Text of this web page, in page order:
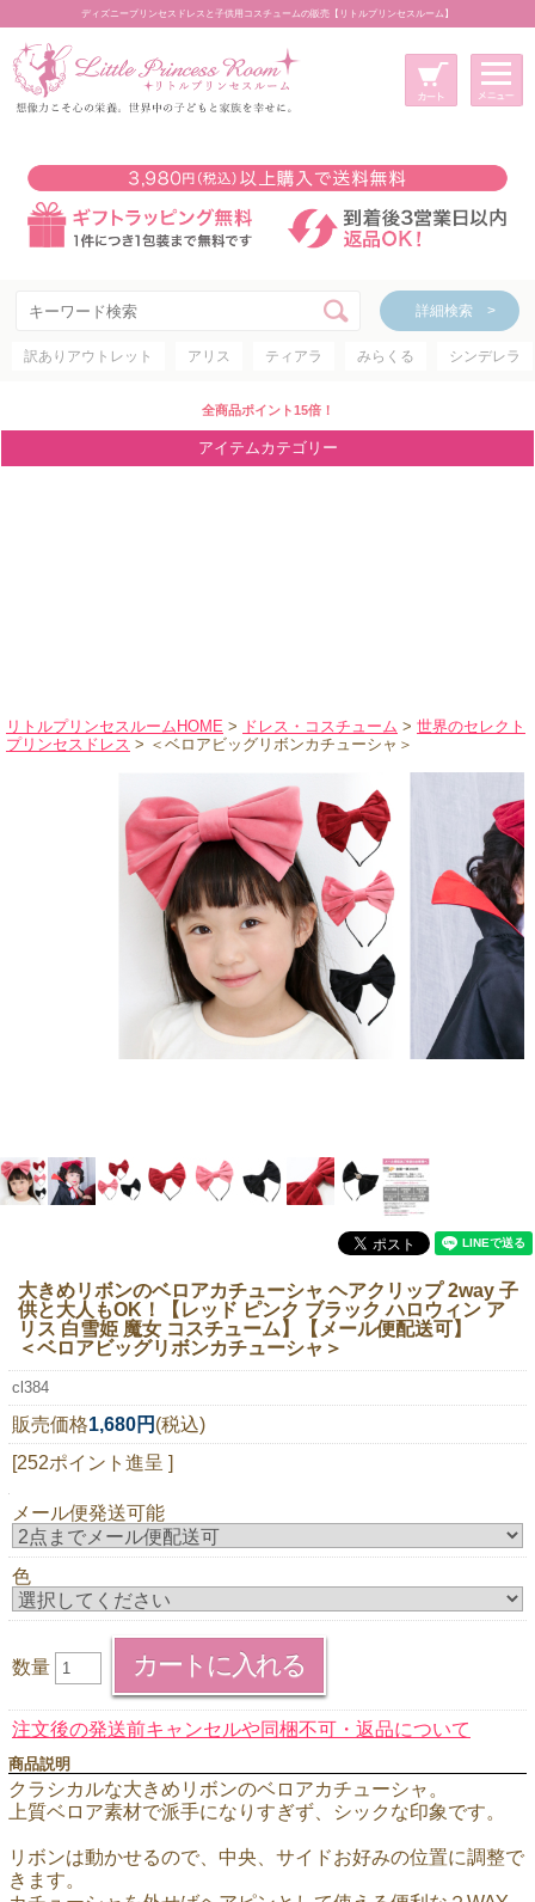
ディズニープリンセスドレスと子供用コスチュームの販売【リトルプリンセスルーム】
詳細検索 >
訳ありアウトレット アリス ティアラ みらくる シンデレラ
全商品ポイント15倍！
アイテムカテゴリー
リトルプリンセスルームHOME > ドレス・コスチューム > 世界のセレクト
プリンセスドレス > ＜ベロアビッグリボンカチューシャ＞
大きめリボンのベロアカチューシャ ヘアクリップ 2way 子
供と大人もOK！【レッド ピンク ブラック ハロウィン ア
リス 白雪姫 魔女 コスチューム】【メール便配送可】
＜ベロアビッグリボンカチューシャ＞
cl384
販売価格1,680円 (税込)
[252ポイント進呈 ]
メール便発送可能
色
数量
注文後の発送前キャンセルや同梱不可・返品について
商品説明
クラシカルな大きめリボンのベロアカチューシャ。
上質ベロア素材で派手になりすぎず、シックな印象です。
リボンは動かせるので、中央、サイドお好みの位置に調整で
きます。
新規会員登録
マイページ
カート
詳細検索 >
アイテムカテゴリー
ディズニープリンセス
ディズニキャラクター
アウトレット
ショッピングインフォメーション
会社概要
お支払・送料
返品・交換
サイズの測り方
よくあるご質問
レビューを見る
お問い合わせ
当店は持続可能な開発目標「SDGs」を推進しています。
0120-221-040
電話受付時間：月～金10:00~16:00 ※祝日除く